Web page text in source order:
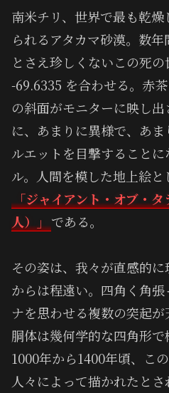
南米チリ、世界で最も乾
られるアタカマ砂漠。数
とさえ珍しくないこの死
-69.6335 を合わせる。赤茶
の斜面がモニターに映し
に、あまりに異様で、あ
ルエットを目撃することに
ル。人間を模した地上絵
「ジャイアント・オブ・
人）」 である。
その姿は、我々が直感的
からは程遠い。四角く角
ナを思わせる複数の突起が
胴体は幾何学的な四角形
1000年から1400年頃、こ
人々によって描かれたと